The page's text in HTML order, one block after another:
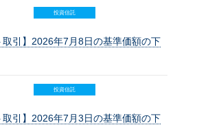
投資信託
取引】2026年7月8日の基準価額の下
投資信託
取引】2026年7月3日の基準価額の下